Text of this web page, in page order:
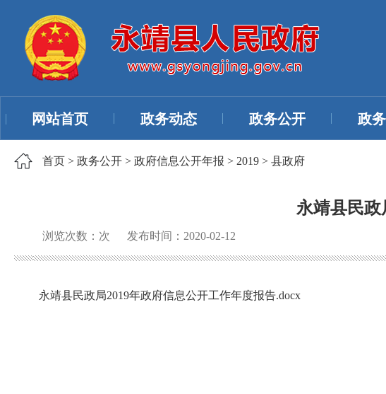
网站首页 政务动态 政务公开 政
首页 > 政务公开 > 政府信息公开年报 > 2019 > 县政府
永靖县民政
浏览次数： 次 发布时间：2020-02-12
永靖县民政局2019年政府信息公开工作年度报告.docx